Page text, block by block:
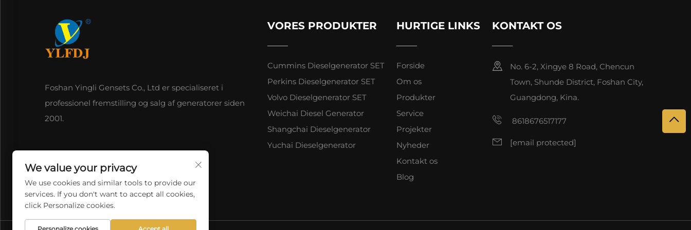
Foshan Yingli Gensets Co., Ltd er specialiseret i
professionel fremstilling og salg af generatorer siden
2001.
VORES PRODUKTER
Cummins Dieselgenerator SET
Perkins Dieselgenerator SET
Volvo Dieselgenerator SET
Weichai Diesel Generator
Shangchai Dieselgenerator
Yuchai Dieselgenerator
HURTIGE LINKS
Forside
Om os
Produkter
Service
Projekter
Nyheder
Kontakt os
Blog
KONTAKT OS
No. 6-2, Xingye 8 Road, Chencun
Town, Shunde District, Foshan City,
Guangdong, Kina.
8618676517177
[email protected]
We value your privacy
We use cookies and similar tools to provide our
services. If you don't want to accept all cookies,
click Personalize cookies.